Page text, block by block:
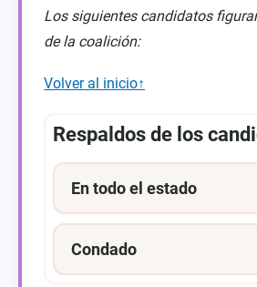
Los siguientes candidatos
de la coalición:
Volver al inicio↑
Respaldos de los
En todo el estado
Condado